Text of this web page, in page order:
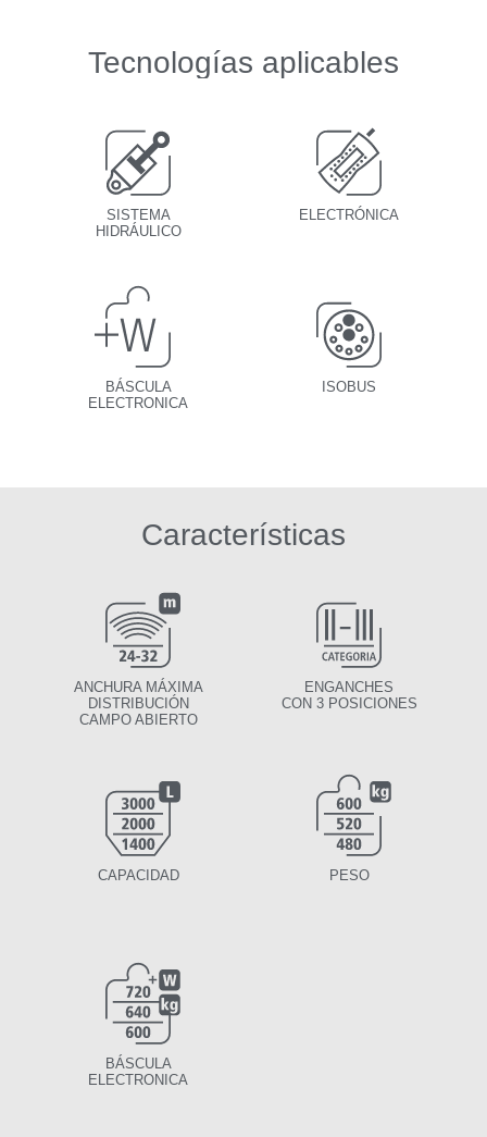
Tecnologías aplicables
SISTEMA
HIDRÁULICO
ELECTRÓNICA
BÁSCULA
ELECTRONICA
ISOBUS
Características
ANCHURA MÁXIMA
DISTRIBUCIÓN
CAMPO ABIERTO
ENGANCHES
CON 3 POSICIONES
CAPACIDAD PESO
BÁSCULA
ELECTRONICA